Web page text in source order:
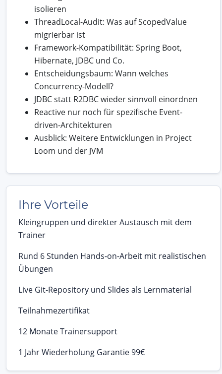
isolieren
ThreadLocal-Audit: Was auf ScopedValue
migrierbar ist
Framework-Kompatibilität: Spring Boot,
Hibernate, JDBC und Co.
Entscheidungsbaum: Wann welches
Concurrency-Modell?
JDBC statt R2DBC wieder sinnvoll einordnen
Reactive nur noch für spezifische Event-
driven-Architekturen
Ausblick: Weitere Entwicklungen in Project
Loom und der JVM
Ihre Vorteile
Kleingruppen und direkter Austausch mit dem
Trainer
Rund 6 Stunden Hands-on-Arbeit mit realistischen
Übungen
Live Git-Repository und Slides als Lernmaterial
Teilnahmezertifikat
12 Monate Trainersupport
1 Jahr Wiederholung Garantie 99€